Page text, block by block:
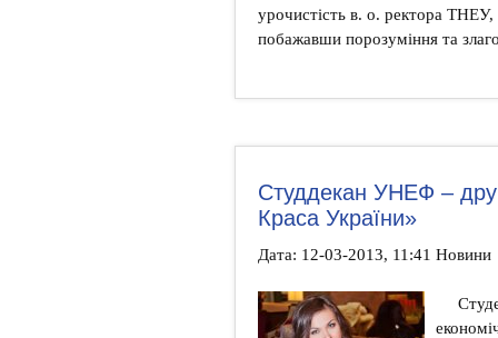
урочистість в. о. ректора
побажавши порозуміння та
Cтуддекан УНЕФ –
Краса України»
Дата: 12-03-2013, 11:41 Новини